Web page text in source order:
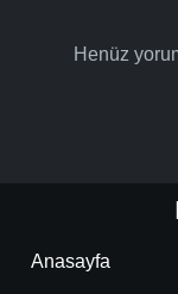
Henüz
Anasayfa